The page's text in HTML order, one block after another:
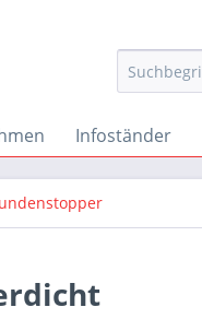
Infoständer